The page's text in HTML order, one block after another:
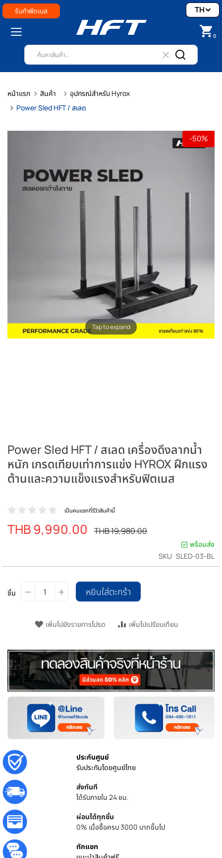
รับทำฟิตเนส
0
TH
หน้าแรก สินค้า
อุปกรณ์สำหรับ Hyrox
Power Sled HFT / สเลด
Tap to expand
-50%
Power Sled HFT / สเลด เครื่องดึงลากน้ำ
หนัก เกรดเทียบเท่าการแข่ง HYROX ฝึกแรง
ต้านและความแข็งแรงสำหรับฟิตเนส
เป็นคนแรกที่รีวิวสินค้านี้
ราคา
THB 9,990.00
ราคา
THB 19,980.00
พร้อมส่ง
SKU SLED-03-BL
ชิ้น หยิบใส่ตะกร้า
เพิ่มไปยังรายการโปรด เพิ่มไปเปรียบเทียบ
ประกันศูนย์
รับประกันโดยศูนย์ไทย
ส่งทันที
ได้รับภายใน 24 ชม.
ผ่อนได้ทุกชิ้น
0% เมื่อซื้อครบ 3000 บาทขึ้นไป
ทักแชท